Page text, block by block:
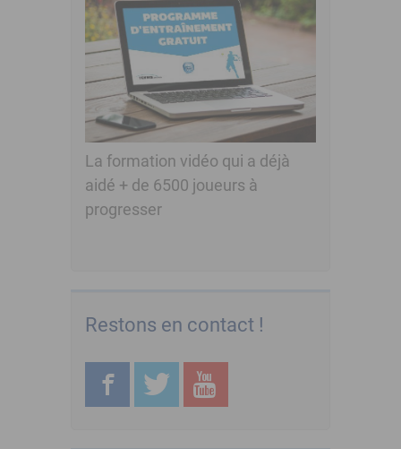
La formation vidéo qui a déjà
aidé + de 6500 joueurs à
progresser
Restons en contact !